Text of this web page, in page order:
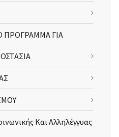
ΠΡΟΓΡΑΜΜΑ ΓΙΑ
Και Αλληλέγγυας